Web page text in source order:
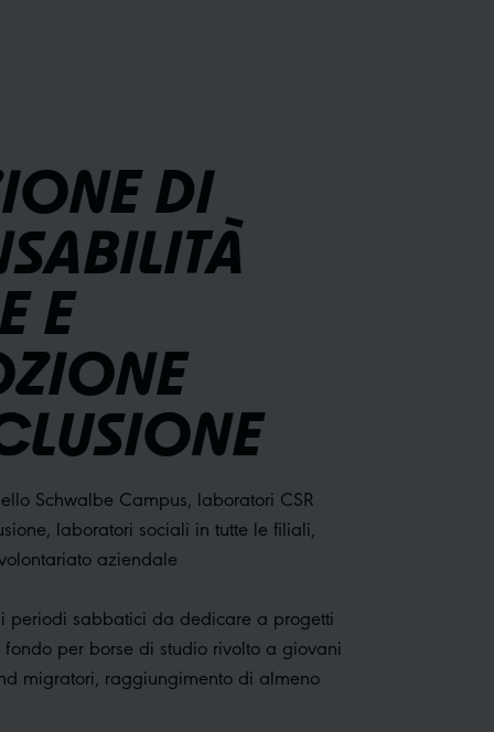
DI
E
Schwalbe Campus, laboratori CSR
laboratori sociali in tutte le filiali,
aziendale
periodi sabbatici da dedicare a progetti
fondo per borse di studio rivolto a giovani
migratori, raggiungimento di almeno